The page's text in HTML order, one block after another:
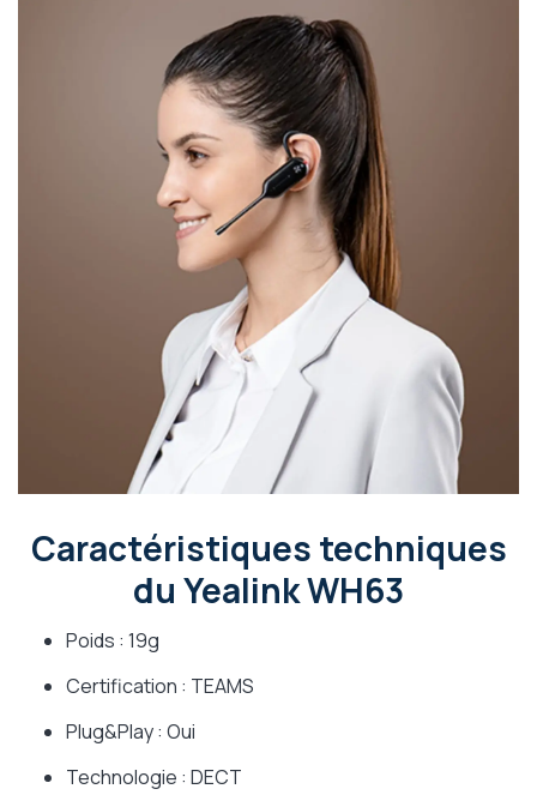
Caractéristiques techniques
du Yealink WH63
Poids : 19g
Certification : TEAMS
Plug&Play : Oui
Technologie : DECT